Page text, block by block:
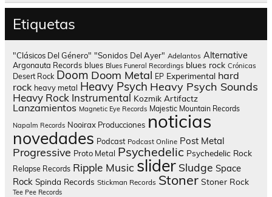
Etiquetas
"Clásicos Del Género" "Sonidos Del Ayer" Adelantos Alternative
Argonauta Records blues Blues Funeral Recordings blues rock Crónicas
Desert Rock Doom Doom Metal EP Experimental hard
rock heavy metal Heavy Psych Heavy Psych Sounds
Heavy Rock Instrumental Kozmik Artifactz
Lanzamientos Magnetic Eye Records Majestic Mountain Records
Napalm Records Nooirax Producciones noticias
novedades Podcast Podcast Online Post Metal
Progressive Proto Metal Psychedelic Psychedelic Rock
Relapse Records Ripple Music slider Sludge Space
Rock Spinda Records Stickman Records Stoner Stoner Rock
Tee Pee Records